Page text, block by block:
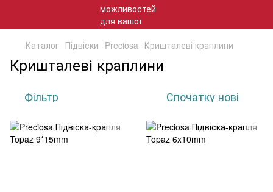
Каталог Підвіски Preciosa Кришталеві краплини
Кришталеві краплини
Фільтр Спочатку нові